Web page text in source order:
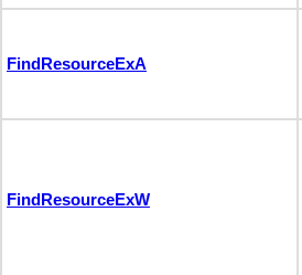
FindResourceExA
FindResourceExW